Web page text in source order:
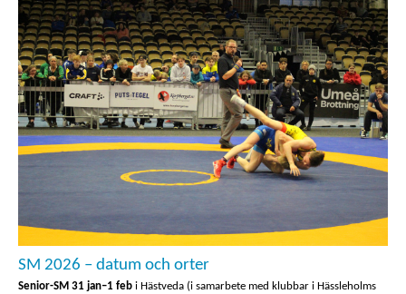
SM 2026 – datum och orter
Senior-SM 31 jan–1 feb i Hästveda (i samarbete med klubbar i Hässleholms